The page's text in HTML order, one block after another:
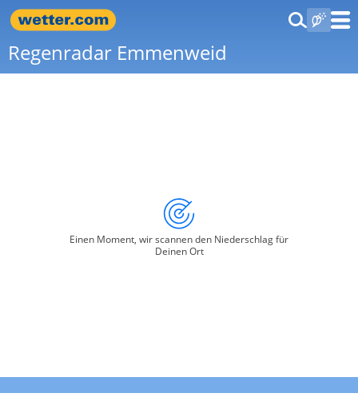
Regenradar Emmenweid
Einen Moment, wir scannen den Niederschlag für
Deinen Ort